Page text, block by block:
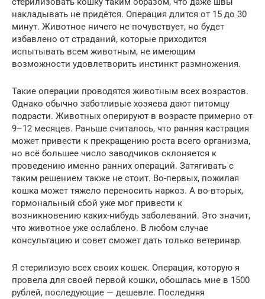
накладывать не придётся. Операция длится от 15 до 30
минут. Животное ничего не почувствует, но будет
избавлено от страданий, которые приходится
испытывать всем животным, не имеющим
возможности удовлетворить инстинкт размножения.
Такие операции проводятся животным всех возрастов.
Однако обычно заботливые хозяева дают питомцу
подрасти. Животных оперируют в возрасте примерно от
9–12 месяцев. Раньше считалось, что ранняя кастрация
может привести к прекращению роста всего организма,
но всё большее число заводчиков склоняется к
проведению именно ранних операций. Затягивать с
таким решением также не стоит. Во-первых, пожилая
кошка может тяжело переносить наркоз. А во-вторых,
гормональный сбой уже мог привести к
возникновению каких-нибудь заболеваний. Это значит,
что животное уже ослаблено. В любом случае
консультацию и совет сможет дать только ветеринар.
Я стерилизую всех своих кошек. Операция, которую я
провела для своей первой кошки, обошлась мне в 1500
рублей, последующие — дешевле. Последняя